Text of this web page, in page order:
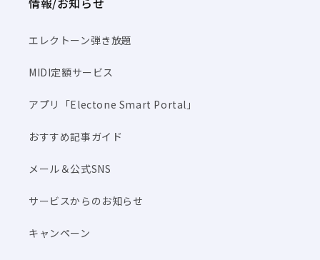
エレクトーン弾き放題
MIDI定額サービス
アプリ「Electone Smart Portal」
おすすめ記事ガイド
メール＆公式SNS
サービスからのお知らせ
キャンペーン